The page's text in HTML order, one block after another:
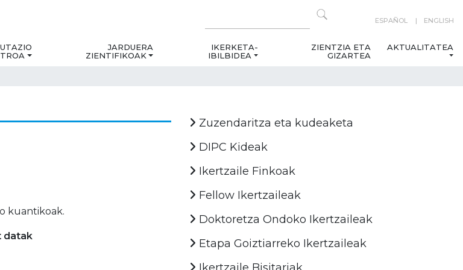
ESPAÑOL ENGLISH
JARDUERA
ZIENTIFIKOAK
IKERKETA-
IBILBIDEA
ZIENTZIA ETA
GIZARTEA
AKTUALITATEA
kuantikoak.
datak
Zuzendaritza eta kudeaketa
DIPC Kideak
Ikertzaile Finkoak
Fellow Ikertzaileak
Doktoretza Ondoko Ikertzaileak
Etapa Goiztiarreko Ikertzaileak